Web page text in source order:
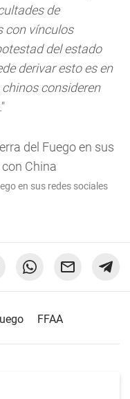
de
con vínculos
del estado
derivar esto es en
consideren
."
en sus redes sociales
FFAA